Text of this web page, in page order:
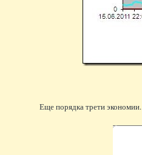
Еще порядка трети экономии.